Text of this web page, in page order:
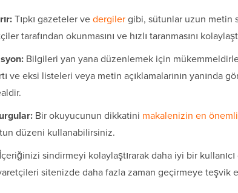
Tıpkı gazeteler vedergilergibi, sütunlar uzun metin
tarafından okunmasını ve hızlı taranmasını
Bilgileri yan yana düzenlemek için
ve eksi listeleri veya metin açıklamalarının yanında
Bir okuyucunun dikkatini makalenizin en önemli
düzeni kullanabilirsiniz.
İçeriğinizi sindirmeyi kolaylaştırarak daha iyi bir
sitenizde daha fazla zaman geçirmeye teşvik